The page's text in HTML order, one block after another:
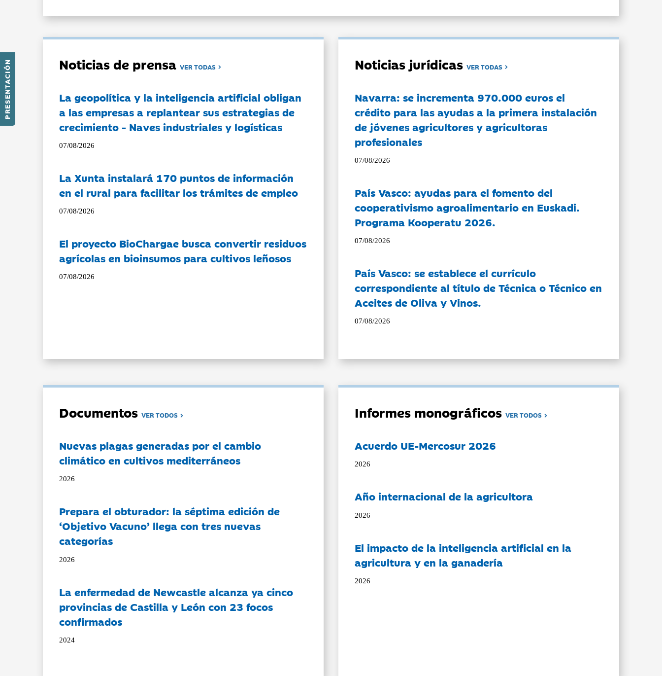
PRESENTACIÓN Noticias de prensaVER TODAS
La geopolítica y la inteligencia artificial obligan
a las empresas a replantear sus estrategias de
crecimiento - Naves industriales y logísticas
07/08/2026
La Xunta instalará 170 puntos de información
en el rural para facilitar los trámites de empleo
07/08/2026
El proyecto BioChargae busca convertir residuos
agrícolas en bioinsumos para cultivos leñosos
07/08/2026
Noticias jurídicasVER TODAS
Navarra: se incrementa 970.000 euros el
crédito para las ayudas a la primera instalación
de jóvenes agricultores y agricultoras
profesionales
07/08/2026
País Vasco: ayudas para el fomento del
cooperativismo agroalimentario en Euskadi.
Programa Kooperatu 2026.
07/08/2026
País Vasco: se establece el currículo
correspondiente al título de Técnica o Técnico en
Aceites de Oliva y Vinos.
07/08/2026
DocumentosVER TODOS
Nuevas plagas generadas por el cambio
climático en cultivos mediterráneos
2026
Prepara el obturador: la séptima edición de
‘Objetivo Vacuno’ llega con tres nuevas
categorías
2026
La enfermedad de Newcastle alcanza ya cinco
provincias de Castilla y León con 23 focos
confirmados
2024
Informes monográficosVER TODOS
Acuerdo UE-Mercosur 2026
2026
Año internacional de la agricultora
2026
El impacto de la inteligencia artificial en la
agricultura y en la ganadería
2026